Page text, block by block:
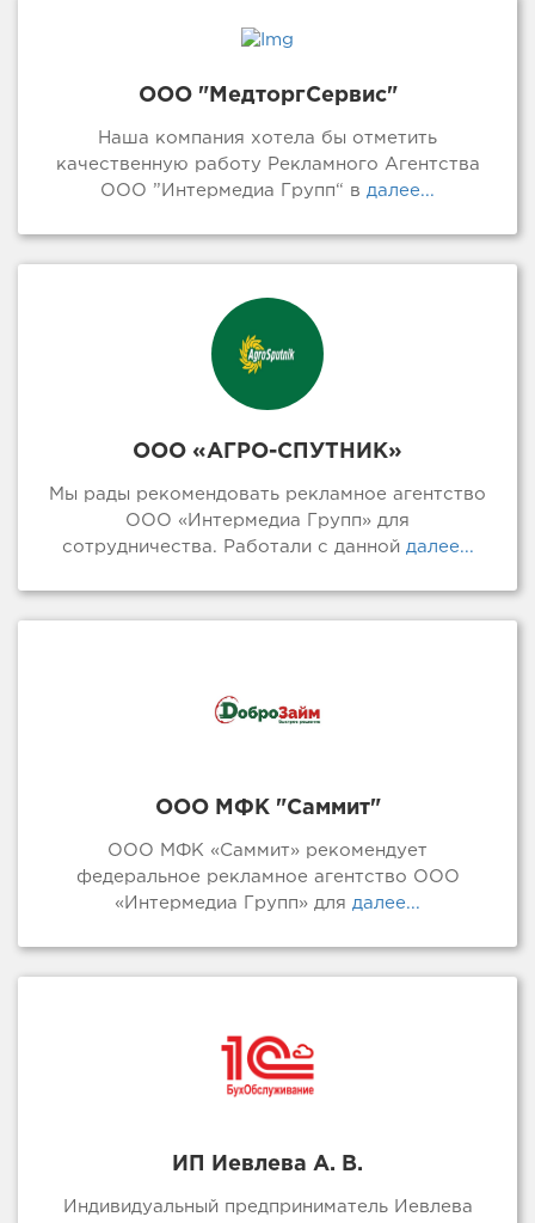
ООО "МедторгСервис"
Наша компания хотела бы отметить
качественную работу Рекламного Агентства
ООО ”Интермедиа Групп“ в далее...
ООО «АГРО-СПУТНИК»
Мы рады рекомендовать рекламное агентство
ООО «Интермедиа Групп» для
сотрудничества. Работали с даннойдалее...
ООО МФК "Саммит"
ООО МФК «Саммит» рекомендует
федеральное рекламное агентство ООО
«Интермедиа Групп» для далее...
ИП Иевлева А. В.
Индивидуальный предприниматель Иевлева